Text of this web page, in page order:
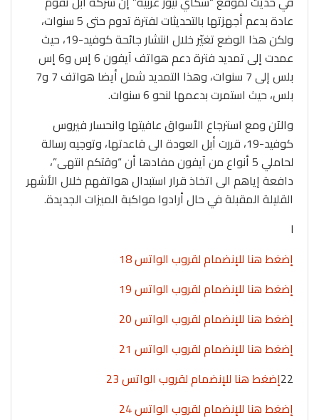
عادة بدعم أجهزتها بالتحديثات لفترة تدوم حتى 5 سنوات،
ولكن هذا الوضع تغيّر خلال انتشار جائحة كوفيد-19، حيث
عمدت إلى تمديد فترة دعم هواتف آيفون 6 إس و6 إس
بلس إلى 7 سنوات، وهذا التمديد شمل أيضا هواتف 7 و7
بلس، حيث استمرت بدعمها لنحو 6 سنوات.
والآن ومع استرجاع الأسواق عافيتها وانحسار فيروس
كوفيد-19، قررت أبل العودة الى قاعدتها، وتوجيه رسالة
لحاملي 5 أنواع من آيفون مفادها أن “وقتكم انتهى”،
دافعة إياهم الى اتخاذ قرار استبدال هواتفهم خلال الأشهر
القليلة المقبلة في حال أرادوا مواكبة الميزات الجديدة.
l
إضغط هنا للإنضمام لقروب الواتس 18
إضغط هنا للإنضمام لقروب الواتس 19
إضغط هنا للإنضمام لقروب الواتس 20
إضغط هنا للإنضمام لقروب الواتس 21
22إضغط هنا للإنضمام لقروب الواتس 23
إضغط هنا للإنضمام لقروب الواتس 24